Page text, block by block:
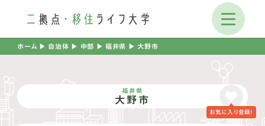
ホーム ▶︎ 自治体 ▶︎ 中部 ▶︎福井県 ▶︎ 大野市
福井県
大野市
お気に入り登録！